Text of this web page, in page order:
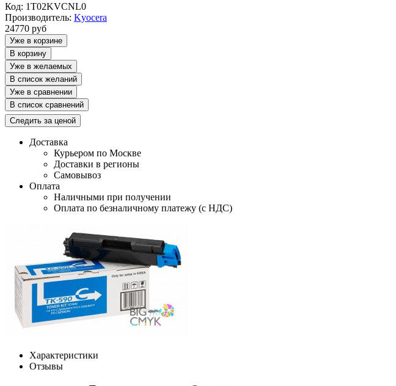
Код: 1T02KVCNL0
Производитель: Kyocera
24770 руб
Уже в корзине
В корзину
Уже в желаемых
В список желаний
Уже в сравнении
В список сравнений
Следить за ценой
Доставка
Курьером по Москве
Доставки в регионы
Самовывоз
Оплата
Наличными при получении
Оплата по безналичному платежу (с НДС)
Характеристики
Отзывы